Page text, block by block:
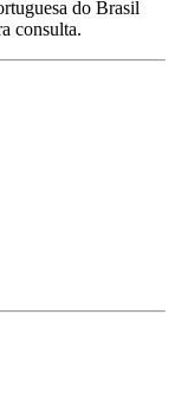
do Brasil
consulta.